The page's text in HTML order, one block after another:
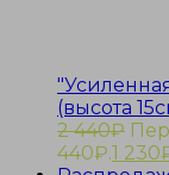
(высота
2 440₽
440₽.1 230